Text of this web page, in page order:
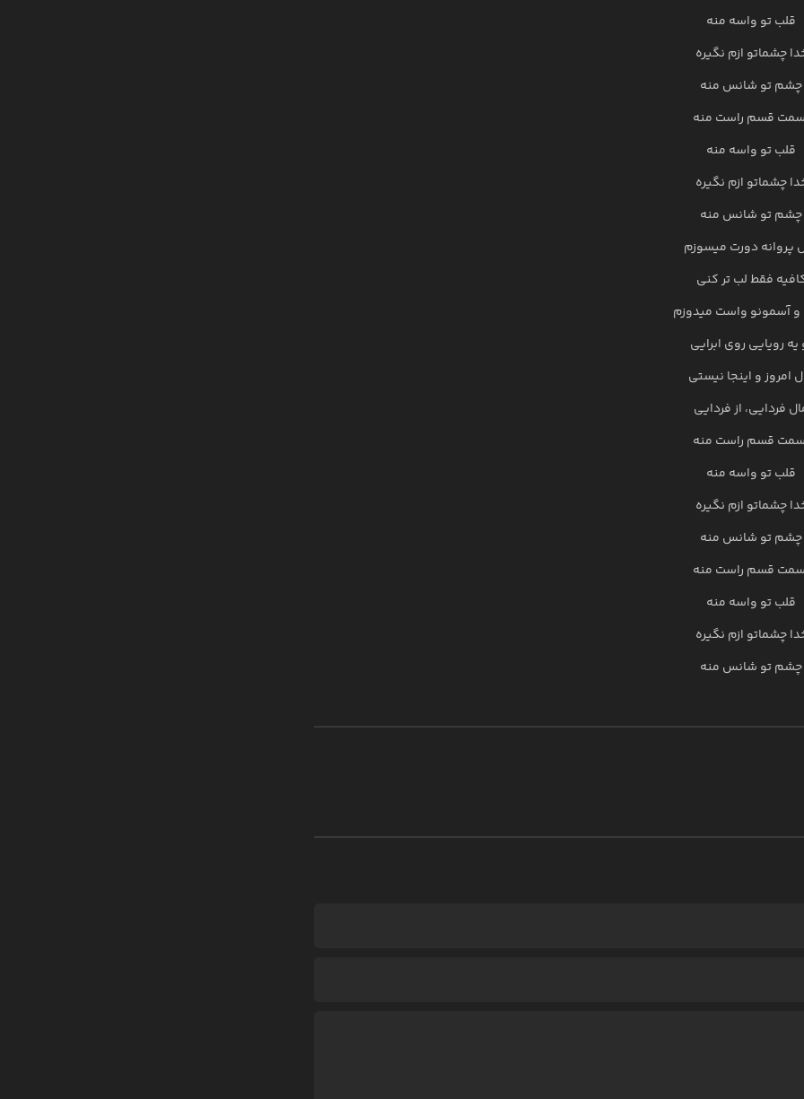
قلب تو واسه منه
چشماتو ازم نگیره
چشم تو شانس منه
قسم راست منه
قلب تو واسه منه
چشماتو ازم نگیره
چشم تو شانس منه
پروانه دورت میسوزم
فقط لب تر کنی
و آسمونو واست میدوزم
یه رویایی روی ابرایی
امروز و اینجا نیستی
فردایی، از فردایی
قسم راست منه
قلب تو واسه منه
چشماتو ازم نگیره
چشم تو شانس منه
قسم راست منه
قلب تو واسه منه
چشماتو ازم نگیره
چشم تو شانس منه